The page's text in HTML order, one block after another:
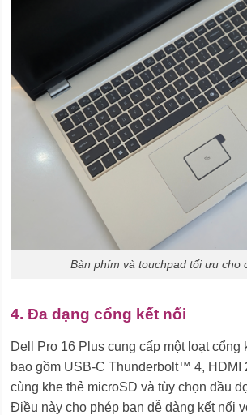
Bàn phím và touchpad tối ưu cho
4. Đa dạng cổng kết nối
Dell Pro 16 Plus cung cấp một loạt cổng
bao gồm USB-C Thunderbolt™ 4, HDMI
cùng khe thẻ microSD và tùy chọn đầu
Điều này cho phép bạn dễ dàng kết nối